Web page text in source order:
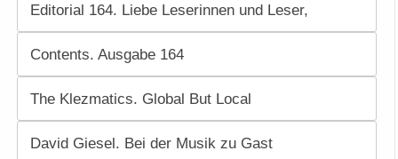
Editorial 164. Liebe Leserinnen und Leser,
Contents. Ausgabe 164
The Klezmatics. Global But Local
David Giesel. Bei der Musik zu Gast